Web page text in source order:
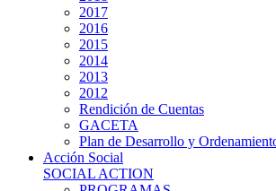
2017
2016
2015
2014
2013
2012
Rendición de Cuentas
GACETA
Plan de Desarrollo y
Acción Social
SOCIAL ACTION